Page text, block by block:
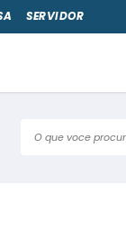
O que voce
SERVIDOR